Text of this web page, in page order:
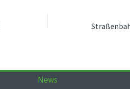
News